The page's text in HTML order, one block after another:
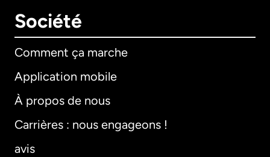
Société
Comment ça marche
Application mobile
À propos de nous
Carrières : nous engageons !
avis